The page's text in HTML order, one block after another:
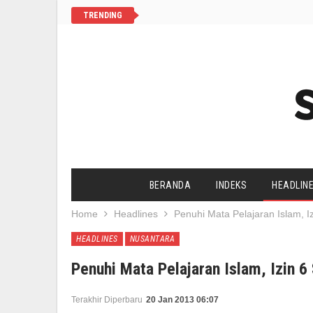
TRENDING
BERANDA INDEKS
SALAM CHANNEL YAA SALAAM
AGENDA UMAT
Home Headlines Penuhi Mata Pelajaran Islam,
HEADLINES NUSANTARA
Penuhi Mata Pelajaran Islam, Izin
Terakhir Diperbaru 20 Jan 2013 06:07